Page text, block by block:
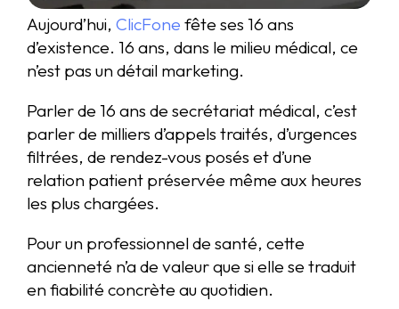
Aujourd’hui, ClicFone fête ses 16 ans
d’existence. 16 ans, dans le milieu médical, ce
n’est pas un détail marketing.
Parler de 16 ans de secrétariat médical, c’est
parler de milliers d’appels traités, d’urgences
filtrées, de rendez-vous posés et d’une
relation patient préservée même aux heures
les plus chargées.
Pour un professionnel de santé, cette
ancienneté n’a de valeur que si elle se traduit
en fiabilité concrète au quotidien.